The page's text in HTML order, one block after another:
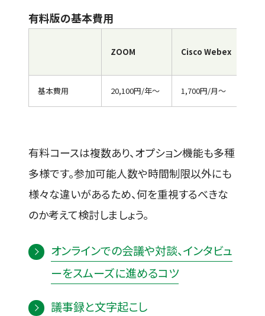
有料版の基本費用
ZOOM Cisco Webex
基本費用 20,100円/年～ 1,700円/月～
有料コースは複数あり、オプション機能も多種
多様です。参加可能人数や時間制限以外にも
様々な違いがあるため、何を重視するべきな
のか考えて検討しましょう。
オンラインでの会議や対談、インタビュ
ーをスムーズに進めるコツ
議事録と文字起こし